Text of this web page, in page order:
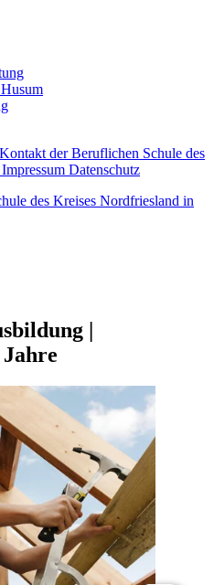
Kontakt der Beruflichen Schule des
Impressum Datenschutz
des Kreises Nordfriesland in
|